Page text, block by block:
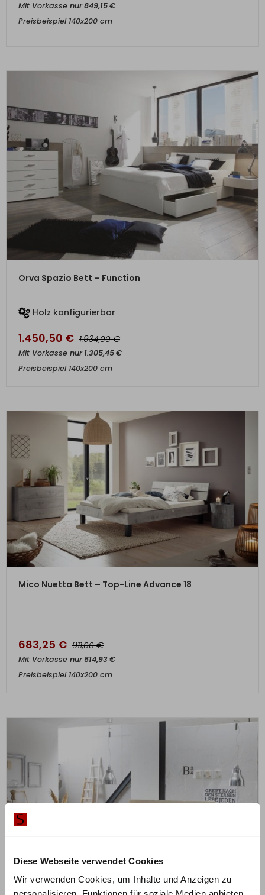
Diese Webseite verwendet Cookies
Wir verwenden Cookies, um Inhalte und Anzeigen zu
Mit Vorkasse nur849,15€
Preisbeispiel 140x200 cm
ZUM PRODUKT
Orva Spazio Bett – Function
Holz konfigurierbar
1.450,50 € 1.934,00€
Mit Vorkasse nur1.305,45€
Preisbeispiel 140x200 cm
ZUM PRODUKT
Mico Nuetta Bett – Top-Line Advance 18
683,25 € 911,00€
Mit Vorkasse nur614,93€
Preisbeispiel 140x200 cm